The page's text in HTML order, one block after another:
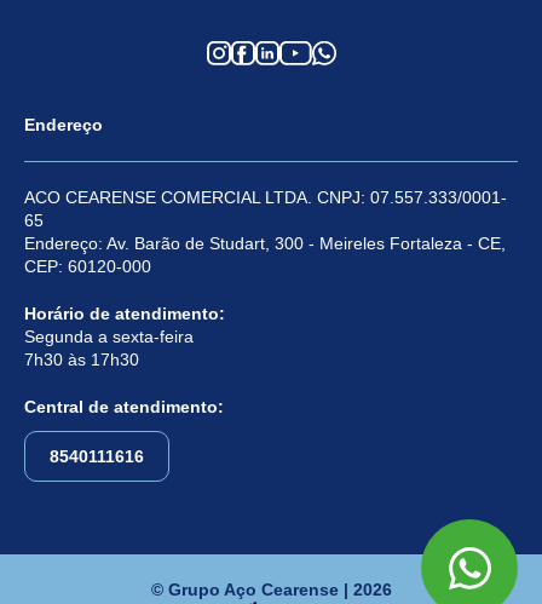
Endereço
ACO CEARENSE COMERCIAL LTDA. CNPJ: 07.557.333/0001-
65
Endereço: Av. Barão de Studart, 300 - Meireles Fortaleza - CE,
CEP: 60120-000
Horário de atendimento:
Segunda a sexta-feira
7h30 às 17h30
Central de atendimento:
8540111616
© Grupo Aço Cearense | 2026